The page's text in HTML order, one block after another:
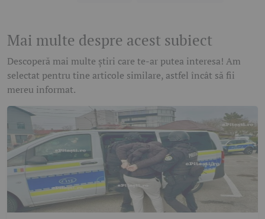
Mai multe despre acest subiect
Descoperă mai multe știri care te-ar putea interesa! Am
selectat pentru tine articole similare, astfel încât să fii
mereu informat.